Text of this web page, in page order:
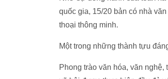
quốc gia, 15/20 bản có nhà
thoại thông minh.
Một trong những thành tựu
Phong trào văn hóa, văn